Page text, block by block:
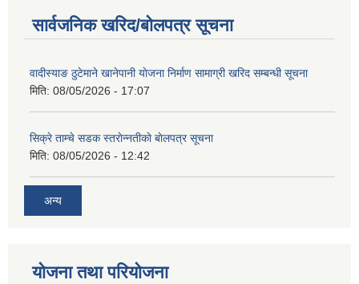
सार्वजनिक खरिद/बोलपत्र सूचना
वादीस्याङ ठुटेमाने खानेपानी याेजना निर्माण सामाग्री खरिद सम्बन्धी सूचना
मिति: 08/05/2026 - 17:07
सिक्रे ताम्चे सडक स्तराेन्नतीकाे बाेलपत्र सूचना
मिति: 08/05/2026 - 12:42
अन्य
योजना तथा परियोजना